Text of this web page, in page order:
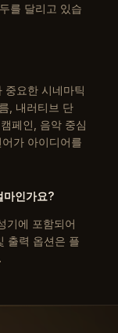
를 달리고 있습
중요한 시네마틱
, 내러티브 단
페인, 음악 중심
가 아이디어를
인가요?
기에 포함되어
출력 옵션은 플